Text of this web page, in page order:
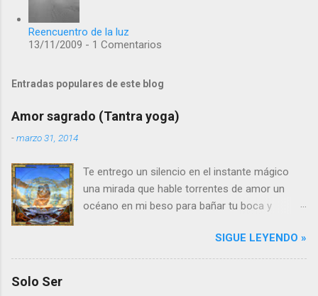
Reencuentro de la luz
13/11/2009 - 1 Comentarios
Entradas populares de este blog
Amor sagrado (Tantra yoga)
-marzo 31, 2014
Te entrego un silencio en el instante mágico
una mirada que hable torrentes de amor un
océano en mi beso para bañar tu boca y
sereno que acaricie el tuyo y te ame con
latidos infinitos En la caricia y en el aroma el
SIGUE LEYENDO »
Solo Ser